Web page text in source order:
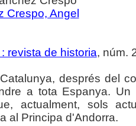
Crespo, Angel
revista de historia, núm.
després del
a tota Espanya.
actualment, sols
al Principa d'Andorra.